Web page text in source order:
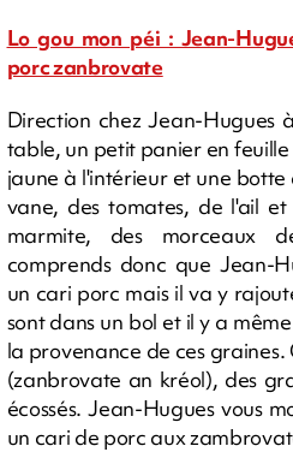
Lo gou mon péi : Jean-
porc zanbrovate
Direction chez Jean-Hugues
table, un petit panier en
jaune à l'intérieur et une botte
vane, des tomates, de l'ail
marmite, des morceaux
comprends donc que Jean-
un cari porc mais il va y
sont dans un bol et il y a
la provenance de ces
(zanbrovate an kréol), des
écossés. Jean-Hugues vous
un cari de porc aux